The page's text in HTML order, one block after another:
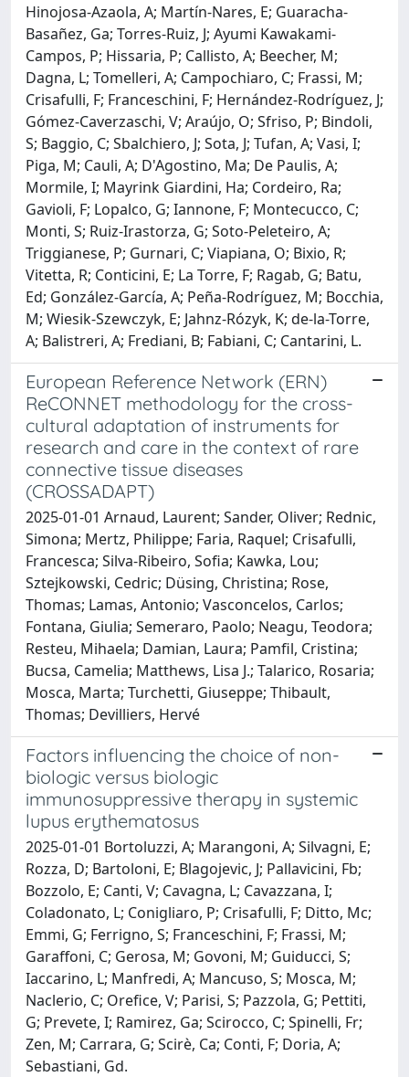
Hinojosa-Azaola, A; Martín-Nares, E; Guaracha-
Basañez, Ga; Torres-Ruiz, J; Ayumi Kawakami-
Campos, P; Hissaria, P; Callisto, A; Beecher, M;
Dagna, L; Tomelleri, A; Campochiaro, C; Frassi, M;
Crisafulli, F; Franceschini, F; Hernández-Rodríguez, J;
Gómez-Caverzaschi, V; Araújo, O; Sfriso, P; Bindoli,
S; Baggio, C; Sbalchiero, J; Sota, J; Tufan, A; Vasi, I;
Piga, M; Cauli, A; D'Agostino, Ma; De Paulis, A;
Mormile, I; Mayrink Giardini, Ha; Cordeiro, Ra;
Gavioli, F; Lopalco, G; Iannone, F; Montecucco, C;
Monti, S; Ruiz-Irastorza, G; Soto-Peleteiro, A;
Triggianese, P; Gurnari, C; Viapiana, O; Bixio, R;
Vitetta, R; Conticini, E; La Torre, F; Ragab, G; Batu,
Ed; González-García, A; Peña-Rodríguez, M; Bocchia,
M; Wiesik-Szewczyk, E; Jahnz-Rózyk, K; de-la-Torre,
A; Balistreri, A; Frediani, B; Fabiani, C; Cantarini, L.
European Reference Network (ERN)
ReCONNET methodology for the cross-
cultural adaptation of instruments for
research and care in the context of rare
connective tissue diseases
(CROSSADAPT)
2025-01-01 Arnaud, Laurent; Sander, Oliver; Rednic,
Simona; Mertz, Philippe; Faria, Raquel; Crisafulli,
Francesca; Silva-Ribeiro, Sofia; Kawka, Lou;
Sztejkowski, Cedric; Düsing, Christina; Rose,
Thomas; Lamas, Antonio; Vasconcelos, Carlos;
Fontana, Giulia; Semeraro, Paolo; Neagu, Teodora;
Resteu, Mihaela; Damian, Laura; Pamfil, Cristina;
Bucsa, Camelia; Matthews, Lisa J.; Talarico, Rosaria;
Mosca, Marta; Turchetti, Giuseppe; Thibault,
Thomas; Devilliers, Hervé
Factors influencing the choice of non-
biologic versus biologic
immunosuppressive therapy in systemic
lupus erythematosus
2025-01-01 Bortoluzzi, A; Marangoni, A; Silvagni, E;
Rozza, D; Bartoloni, E; Blagojevic, J; Pallavicini, Fb;
Bozzolo, E; Canti, V; Cavagna, L; Cavazzana, I;
Coladonato, L; Conigliaro, P; Crisafulli, F; Ditto, Mc;
Emmi, G; Ferrigno, S; Franceschini, F; Frassi, M;
Garaffoni, C; Gerosa, M; Govoni, M; Guiducci, S;
Iaccarino, L; Manfredi, A; Mancuso, S; Mosca, M;
Naclerio, C; Orefice, V; Parisi, S; Pazzola, G; Pettiti,
G; Prevete, I; Ramirez, Ga; Scirocco, C; Spinelli, Fr;
Zen, M; Carrara, G; Scirè, Ca; Conti, F; Doria, A;
Sebastiani, Gd.